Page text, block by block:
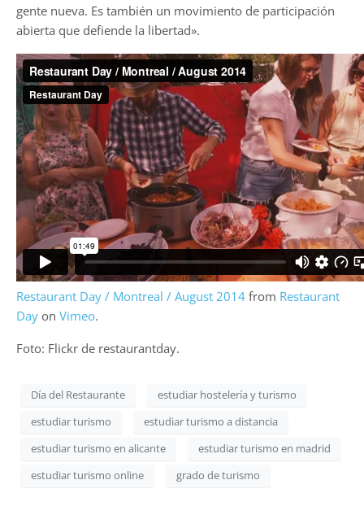
gente nueva. Es también un movimiento de participación
abierta que defiende la libertad».
Restaurant Day / Montreal / August 2014 from Restaurant
Day on Vimeo.
Foto: Flickr de restaurantday.
Día del Restaurante
estudiar hostelería y turismo
estudiar turismo
estudiar turismo a distancia
estudiar turismo en alicante
estudiar turismo en madrid
estudiar turismo online
grado de turismo